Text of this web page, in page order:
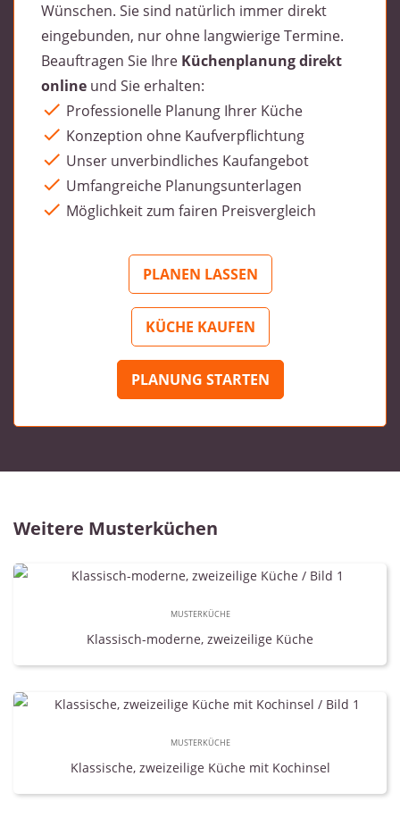
Wünschen. Sie sind natürlich immer direkt
eingebunden, nur ohne langwierige Termine.
Beauftragen Sie Ihre Küchenplanung direkt
online und Sie erhalten:
Professionelle Planung Ihrer Küche
Konzeption ohne Kaufverpflichtung
Unser unverbindliches Kaufangebot
Umfangreiche Planungsunterlagen
Möglichkeit zum fairen Preisvergleich
PLANEN LASSEN
KÜCHE KAUFEN
PLANUNG STARTEN
Weitere Musterküchen
MUSTERKÜCHE
Klassisch-moderne, zweizeilige Küche
MUSTERKÜCHE
Klassische, zweizeilige Küche mit Kochinsel